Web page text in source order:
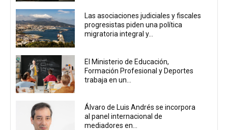
Las asociaciones judiciales y fiscales
progresistas piden una política
migratoria integral y...
El Ministerio de Educación,
Formación Profesional y Deportes
trabaja en un...
Álvaro de Luis Andrés se incorpora
al panel internacional de
mediadores en...